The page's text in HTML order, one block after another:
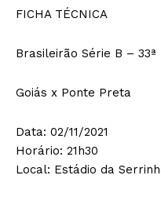
FICHA TÉCNICA
Brasileirão Série B – 33ª
Goiás x Ponte Preta
Data: 02/11/2021
Horário: 21h30
Local: Estádio da